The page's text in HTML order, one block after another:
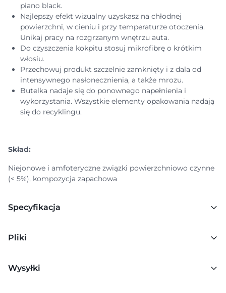
piano black.
Najlepszy efekt wizualny uzyskasz na chłodnej
powierzchni, w cieniu i przy temperaturze otoczenia.
Unikaj pracy na rozgrzanym wnętrzu auta.
Do czyszczenia kokpitu stosuj mikrofibrę o krótkim
włosiu.
Przechowuj produkt szczelnie zamknięty i z dala od
intensywnego nasłonecznienia, a także mrozu.
Butelka nadaje się do ponownego napełnienia i
wykorzystania. Wszystkie elementy opakowania nadają
się do recyklingu.
Skład:
Niejonowe i amfoteryczne związki powierzchniowo czynne
(< 5%), kompozycja zapachowa
Specyfikacja
Pliki
Wysyłki